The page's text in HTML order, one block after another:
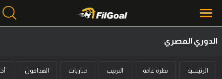
الدوري المصري
الرئيسية نظرة عامة الترتيب مباريات الهدافون